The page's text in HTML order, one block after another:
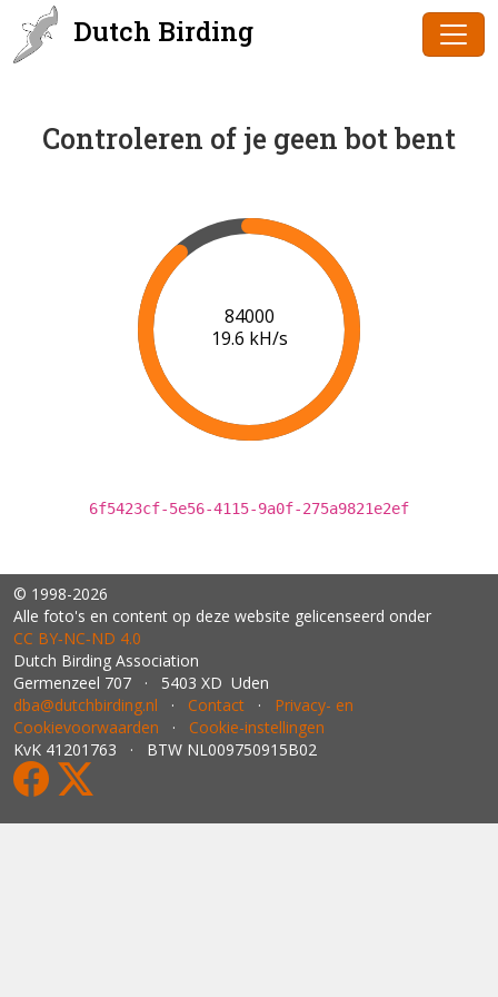
Dutch Birding
Controleren of je geen bot bent
86000
19.8 kH/s
6f5423cf-5e56-4115-9a0f-275a9821e2ef
© 1998-2026
Alle foto's en content op deze website gelicenseerd onder
CC BY‑NC‑ND 4.0
Dutch Birding Association
Germenzeel 707 · 5403 XD Uden
dba@dutchbirding.nl · Contact · Privacy- en
Cookievoorwaarden · Cookie-instellingen
KvK 41201763 · BTW NL009750915B02